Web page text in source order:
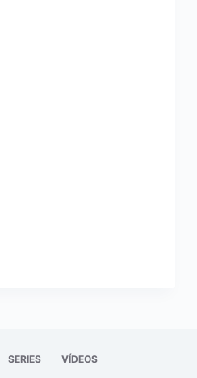
SERIES
VÍDEOS